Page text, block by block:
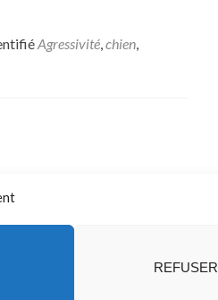
REFUSER
Agressivité,chien,